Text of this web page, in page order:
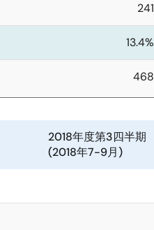
241
13.4%
468
2018年度第3四半期
(2018年7-9月)